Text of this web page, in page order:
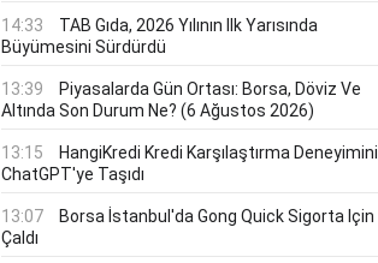
14:33
TAB Gıda, 2026 Yılının Ilk Yarısında
Büyümesini Sürdürdü
13:39
Piyasalarda Gün Ortası: Borsa, Döviz Ve
Altında Son Durum Ne? (6 Ağustos 2026)
13:15
HangiKredi Kredi Karşılaştırma Deneyimini
ChatGPT'ye Taşıdı
13:07
Borsa İstanbul'da Gong Quick Sigorta Için
Çaldı